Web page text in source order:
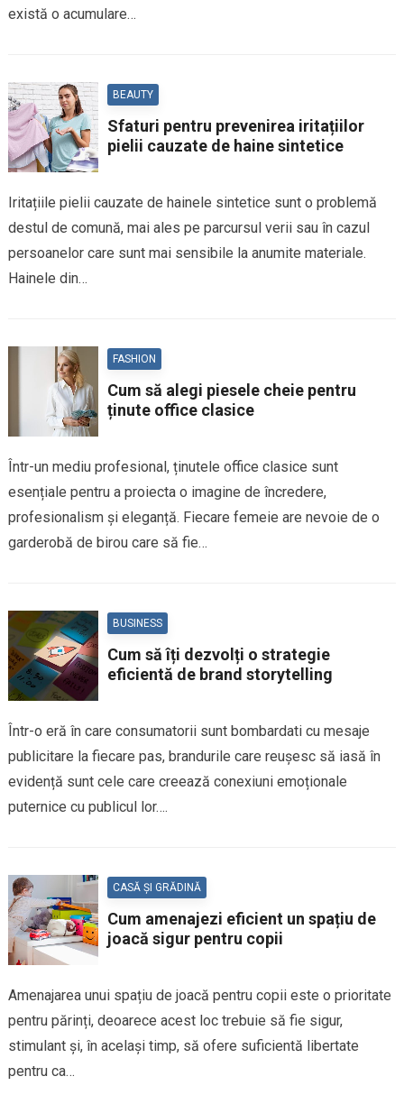
există o acumulare…
BEAUTY
Sfaturi pentru prevenirea iritațiilor
pielii cauzate de haine sintetice
Iritațiile pielii cauzate de hainele sintetice sunt o problemă
destul de comună, mai ales pe parcursul verii sau în cazul
persoanelor care sunt mai sensibile la anumite materiale.
Hainele din…
FASHION
Cum să alegi piesele cheie pentru
ținute office clasice
Într-un mediu profesional, ținutele office clasice sunt
esențiale pentru a proiecta o imagine de încredere,
profesionalism și eleganță. Fiecare femeie are nevoie de o
garderobă de birou care să fie…
BUSINESS
Cum să îți dezvolți o strategie
eficientă de brand storytelling
Într-o eră în care consumatorii sunt bombardati cu mesaje
publicitare la fiecare pas, brandurile care reușesc să iasă în
evidență sunt cele care creează conexiuni emoționale
puternice cu publicul lor….
CASĂ ȘI GRĂDINĂ
Cum amenajezi eficient un spațiu de
joacă sigur pentru copii
Amenajarea unui spațiu de joacă pentru copii este o prioritate
pentru părinți, deoarece acest loc trebuie să fie sigur,
stimulant și, în același timp, să ofere suficientă libertate
pentru ca…